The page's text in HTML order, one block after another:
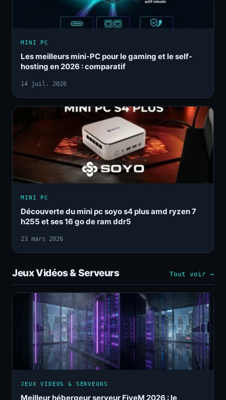
MINI PC
Les meilleurs mini-PC pour le gaming et le self-
hosting en 2026 : comparatif
14 juil. 2026
MINI PC
Découverte du mini pc soyo s4 plus amd ryzen 7
h255 et ses 16 go de ram ddr5
23 mars 2026
Jeux Vidéos & Serveurs Tout voir →
JEUX VIDÉOS & SERVEURS
Meilleur hébergeur serveur FiveM 2026 : le